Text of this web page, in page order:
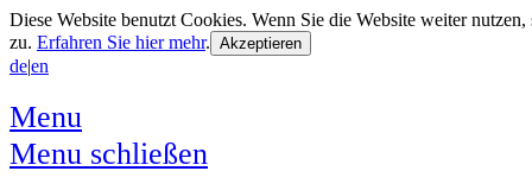
Diese Website benutzt Cookies. Wenn Sie die Website weiter
zu. Erfahren Sie hier mehr.
de|en
Menu
Menu schließen